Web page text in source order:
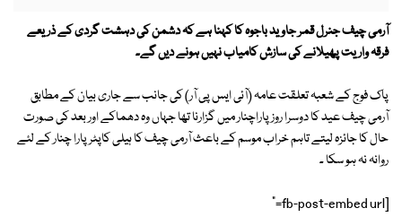
آرمی چیف جنرل قمر جاوید باجوہ کا کہنا ہے کہ دشمن کی دہشت گردی کے ذریعے
فرقہ واریت پھیلانے کی سازش کامیاب نہیں ہونے دیں گے۔
پاک فوج کے شعبہ تعلقت عامہ (آئی ایس پی آر) کی جانب سے جاری بیان کے مطابق
آرمی چیف عید کا دوسرا روز پاراچنار میں گزارنا تھا جہاں وہ دھماکے اور بعد کی صورت
حال کا جائزہ لیتے تاہم خراب موسم کے باعث آرمی چیف کا ہیلی کاپٹر پارا چنار کے لئے
روانہ نہ ہو سکا ۔
[fb-post-embed url="